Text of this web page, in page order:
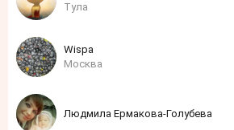
Тула
Wispa
Москва
Людмила Ермакова-Голубева